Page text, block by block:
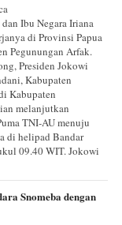
Ibu Negara Iriana
di Provinsi Papua
Pegunungan Arfak.
Presiden Jokowi
Kabupaten
Kabupaten
melanjutkan
TNI-AU menuju
di helipad Bandar
09.40 WIT. Jokowi
Snomeba dengan